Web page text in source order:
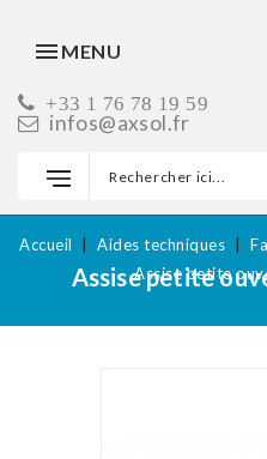
MENU
+33 1 76 78 19 59
infos@axsol.fr
Assise petite
Accueil Aides techniques
Assise petite